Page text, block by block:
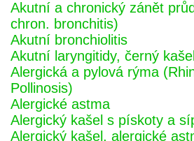
Akutní a chronický zánět
chron. bronchitis)
Akutní bronchiolitis
Akutní laryngitidy, černý kašel
Alergická a pylová rýma
Pollinosis)
Alergické astma
Alergický kašel s pískoty a
Alergický kašel, alergické